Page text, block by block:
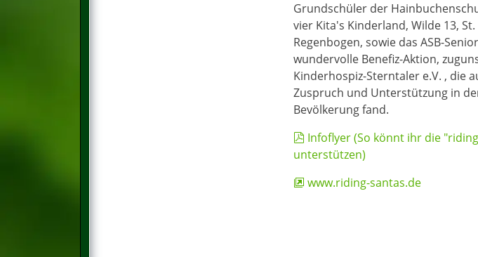
Grundschüler der
vier Kita's Kinderland, Wilde 13,
Regenbogen, sowie das ASB-
wundervolle Benefiz-Aktion,
Kinderhospiz-Sterntaler e.V. , die
Zuspruch und Unterstützung in
Bevölkerung fand.
Infoflyer (So könnt ihr die
unterstützen)
www.riding-santas.de